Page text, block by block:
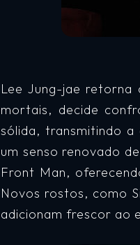
Lee Jung-jae retorna
mortais, decide
sólida, transmitindo
um senso renovado
Front Man,
Novos rostos, como
adicionam frescor ao